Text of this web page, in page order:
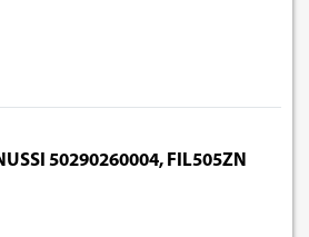
50290260004, FIL505ZN